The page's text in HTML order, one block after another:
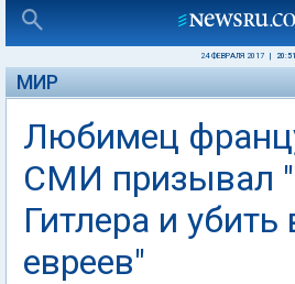
24 ФЕВРАЛЯ 2017 20:51
МИР
Любимец
СМИ призывал
Гитлера и убить
евреев"